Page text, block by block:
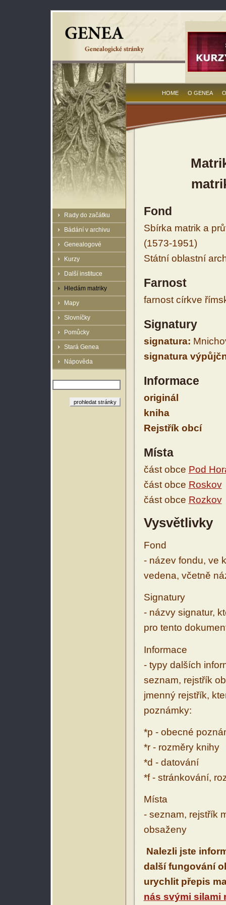
Rady do začátku
Bádání v archivu
Genealogové
Kurzy
Další instituce
Hledám matriky
Mapy
Slovníčky
Pomůcky
Stará Genea
Nápověda
HOME O GENEA
Fond
Sbírka matrik a
(1573-1951)
Státní oblastní
Farnost
farnost církve
Signatury
signatura:
signatura
Informace
originál
kniha
Rejstřík obcí
Místa
část obce Pod
část obce Roskov
část obce Rozkov
Vysvětlivky
Fond
- název fondu, ve
vedena, včetně
Signatury
- názvy signatur,
pro tento
Informace
- typy dalších
seznam, rejstřík
jmenný rejstřík,
poznámky:
*p - obecné
*r - rozměry knihy
*d - datování
*f - stránkování,
Místa
- seznam, rejstřík
obsaženy
Nalezli jste
další fungování
urychlit přepis
nás svými silami